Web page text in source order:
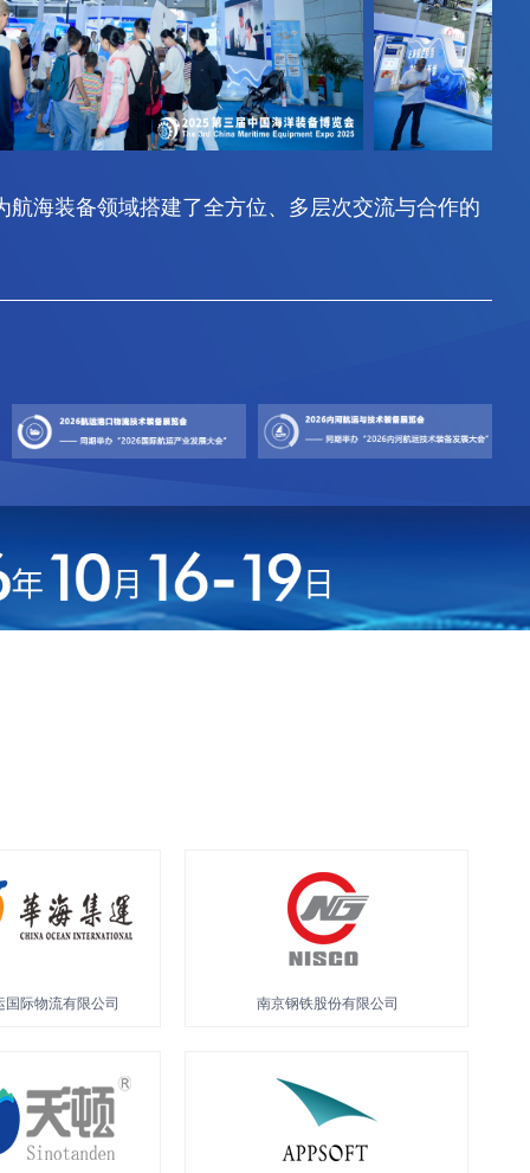
海装备领域搭建了全方位、多层次交流与合作的
)供应链科技有限公司 江苏亚星锚链股份有限公司